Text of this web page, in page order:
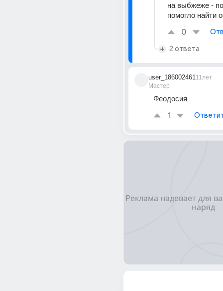
на выбжеже -
помогло найти
0
2 ответа
user_186002461
Мастер
11лет
Феодосия
1